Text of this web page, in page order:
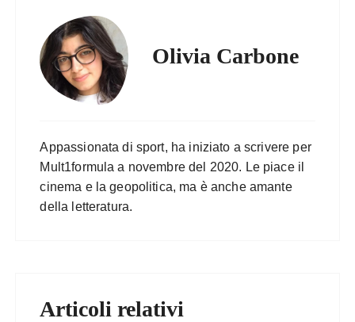
Olivia Carbone
Appassionata di sport, ha iniziato a scrivere per
Mult1formula a novembre del 2020. Le piace il
cinema e la geopolitica, ma è anche amante
della letteratura.
Articoli relativi